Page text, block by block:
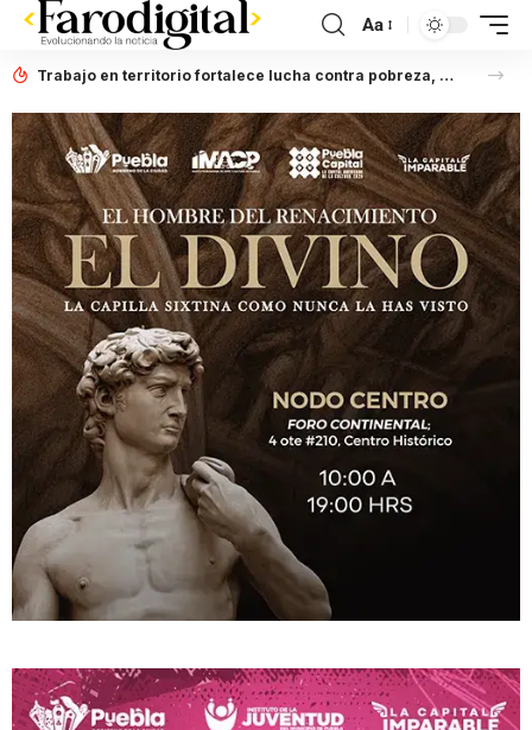
Aa
Trabajo en territorio fortalece lucha contra pobreza, afirma Laura Artemisa